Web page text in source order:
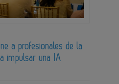
a profesionales de la
impulsar una IA